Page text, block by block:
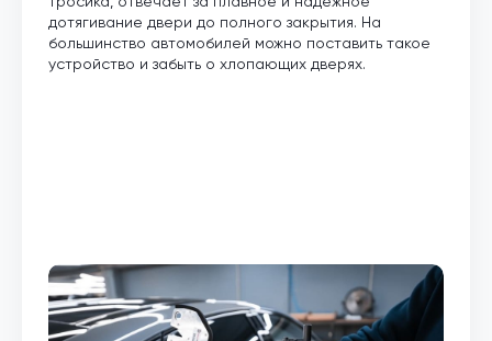
дотягивание двери до полного закрытия. На
большинство автомобилей можно поставить такое
устройство и забыть о хлопающих дверях.